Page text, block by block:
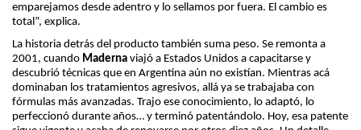
emparejamos desde adentro y lo sellamos por fuera. El cambio es
total”, explica.
La historia detrás del producto también suma peso. Se remonta a
2001, cuando Maderna viajó a Estados Unidos a capacitarse y
descubrió técnicas que en Argentina aún no existían. Mientras acá
dominaban los tratamientos agresivos, allá ya se trabajaba con
fórmulas más avanzadas. Trajo ese conocimiento, lo adaptó, lo
perfeccionó durante años… y terminó patentándolo. Hoy, esa patente